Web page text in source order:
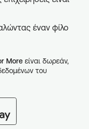
έναν φίλο
More είναι δωρεάν,
του